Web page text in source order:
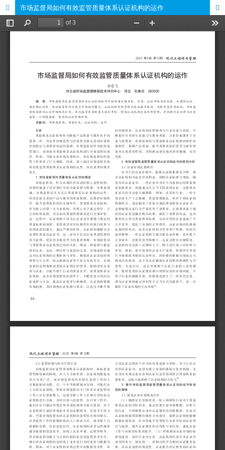
市场监督局如何有效监管质量体系认证机构的运作